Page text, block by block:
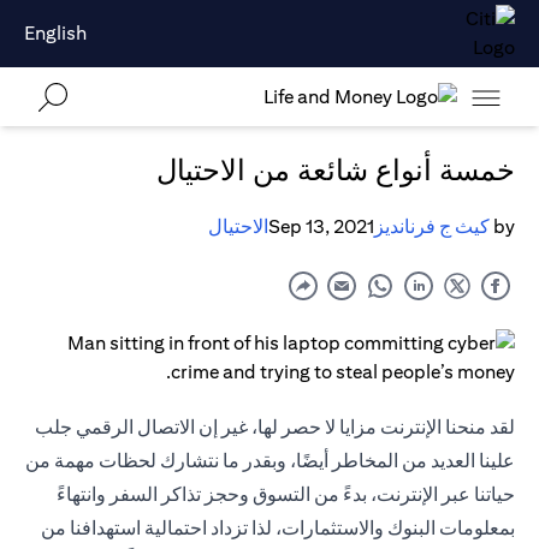
English
خمسة أنواع شائعة من الاحتيال
by كيث ج فرنانديز Sep 13, 2021الاحتيال
لقد منحنا الإنترنت مزايا لا حصر لها، غير إن الاتصال الرقمي جلب
علينا العديد من المخاطر أيضًا، وبقدر ما نتشارك لحظات مهمة من
حياتنا عبر الإنترنت، بدءً من التسوق وحجز تذاكر السفر وانتهاءً
بمعلومات البنوك والاستثمارات، لذا تزداد احتمالية استهدافنا من